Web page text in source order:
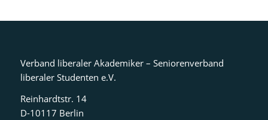
Verband liberaler Akademiker – Seniorenverband
liberaler Studenten e.V.
Reinhardtstr. 14
D-10117 Berlin